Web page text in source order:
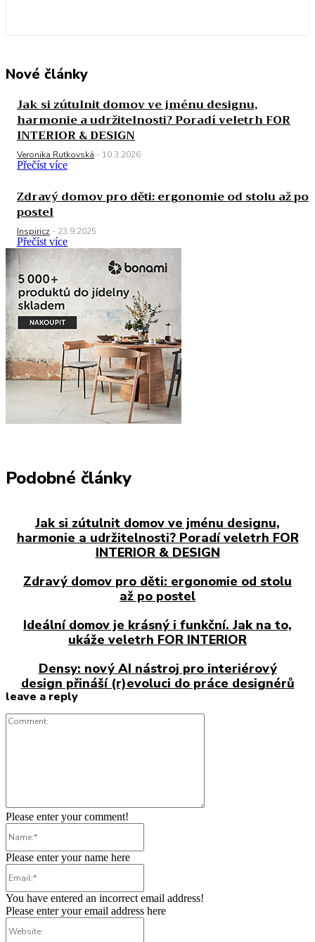
Nové články
Jak si zútulnit domov ve jménu designu,
harmonie a udržitelnosti? Poradí veletrh FOR
INTERIOR & DESIGN
Veronika Rutkovská - 10.3.2026
Přečíst více
Zdravý domov pro děti: ergonomie od stolu až po
postel
Inspiricz - 23.9.2025
Přečíst více
Podobné články
Jak si zútulnit domov ve jménu designu,
harmonie a udržitelnosti? Poradí veletrh FOR
INTERIOR & DESIGN
Zdravý domov pro děti: ergonomie od stolu
až po postel
Ideální domov je krásný i funkční. Jak na to,
ukáže veletrh FOR INTERIOR
Densy: nový AI nástroj pro interiérový
design přináší (r)evoluci do práce designérů
leave a reply
Please enter your comment!
Please enter your name here
You have entered an incorrect email address!
Please enter your email address here